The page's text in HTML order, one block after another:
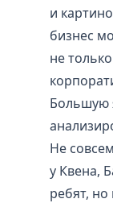
и
бизнес
не
Большую
Не
у Квена,
ребят,